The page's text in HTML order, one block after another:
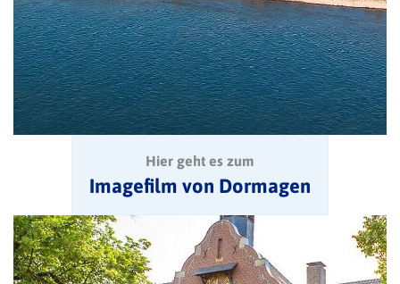
Hier geht es zum
Imagefilm von Dormagen